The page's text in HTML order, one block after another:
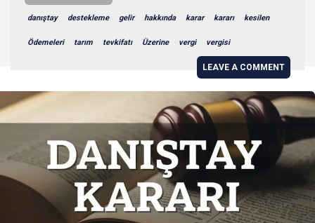
danıştay destekleme gelir hakkında karar kararı kesilen
Ödemeleri tarım tevkifatı Üzerine vergi vergisi
LEAVE A COMMENT